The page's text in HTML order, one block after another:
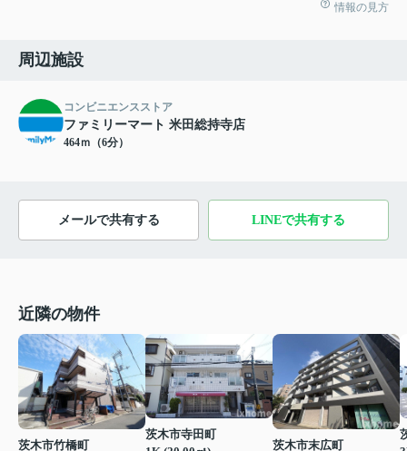
情報の見方
周辺施設
コンビニエンスストア
ファミリーマート 米田総持寺店
464ｍ（6分）
メールで共有する LINEで共有する
近隣の物件
茨木市竹橋町
茨木市寺田町
茨木市末広町